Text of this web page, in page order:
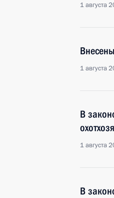
1 августа
1 августа
В
1 августа
В